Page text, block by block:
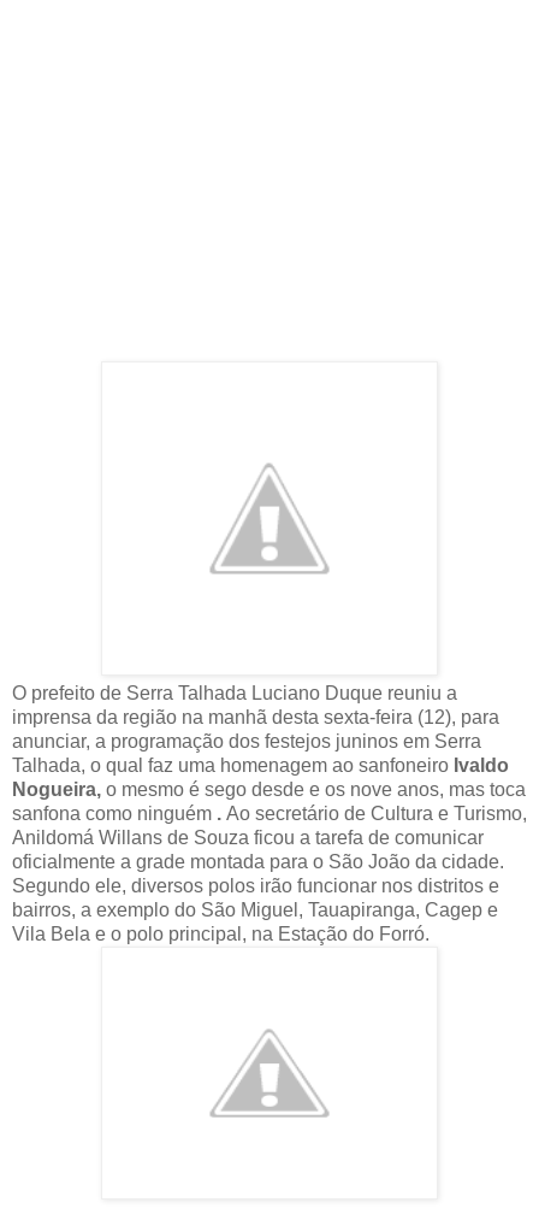
O prefeito de Serra Talhada Luciano Duque reuniu a
imprensa da região na manhã desta sexta-feira (12), para
anunciar, a programação dos festejos juninos em Serra
Talhada, o qual faz uma homenagem ao sanfoneiro Ivaldo
Nogueira, o mesmo é sego desde e os nove anos, mas toca
sanfona como ninguém . Ao secretário de Cultura e Turismo,
Anildomá Willans de Souza ficou a tarefa de comunicar
oficialmente a grade montada para o São João da cidade.
Segundo ele, diversos polos irão funcionar nos distritos e
bairros, a exemplo do São Miguel, Tauapiranga, Cagep e
Vila Bela e o polo principal, na Estação do Forró.